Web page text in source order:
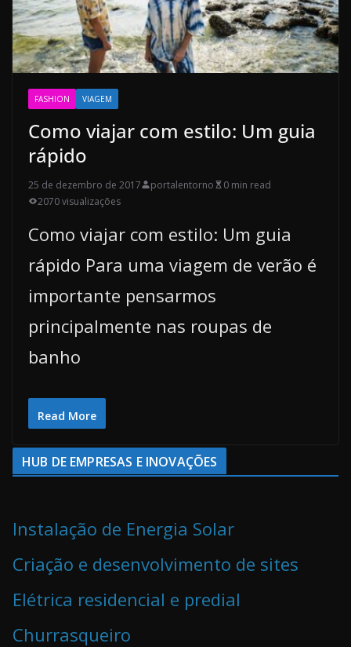
FASHION VIAGEM
Como viajar com estilo: Um guia
rápido
25 de dezembro de 2017 portalentorno
0 min read
2070 visualizações
Como viajar com estilo: Um guia
rápido Para uma viagem de verão é
importante pensarmos
principalmente nas roupas de
banho
Read More
HUB DE EMPRESAS E INOVAÇÕES
Instalação de Energia Solar
Criação e desenvolvimento de sites
Elétrica residencial e predial
Churrasqueiro